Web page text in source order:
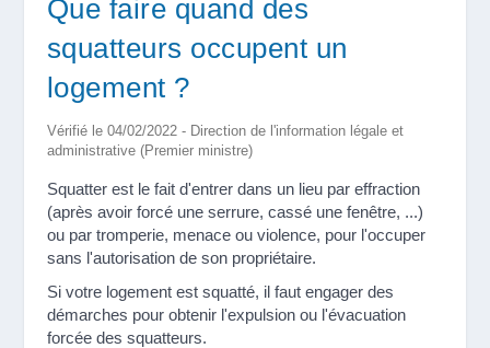
Que faire quand des
squatteurs occupent un
logement ?
Vérifié le 04/02/2022 - Direction de l'information légale et
administrative (Premier ministre)
Squatter est le fait d'entrer dans un lieu par effraction
(après avoir forcé une serrure, cassé une fenêtre, ...)
ou par tromperie, menace ou violence, pour l'occuper
sans l'autorisation de son propriétaire.
Si votre logement est squatté, il faut engager des
démarches pour obtenir l'expulsion ou l'évacuation
forcée des squatteurs.